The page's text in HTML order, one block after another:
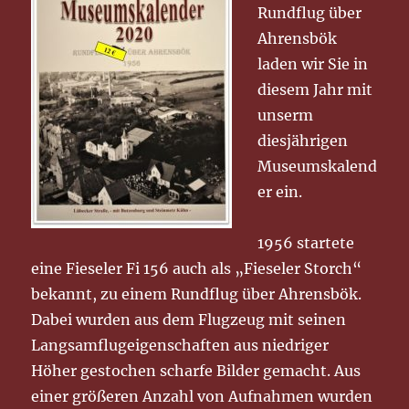
Rundflug über
Ahrensbök
laden wir Sie in
diesem Jahr mit
unserm
diesjährigen
Museumskalend
er ein.
1956 startete
eine Fieseler Fi 156 auch als „Fieseler Storch“
bekannt, zu einem Rundflug über Ahrensbök.
Dabei wurden aus dem Flugzeug mit seinen
Langsamflugeigenschaften aus niedriger
Höher gestochen scharfe Bilder gemacht. Aus
einer größeren Anzahl von Aufnahmen wurden